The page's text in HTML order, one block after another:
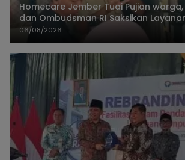
Homecare Jember Tuai Pujian
dan Ombudsman RI Saksikan
Rumah Pasien
06/08/2026